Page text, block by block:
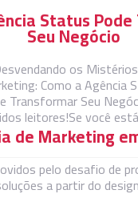
Status
Seu Negócio
os
Como a Agência
Transformar Seu
leitores!Se você
...
de Marketing
pelo desafio de
a partir do